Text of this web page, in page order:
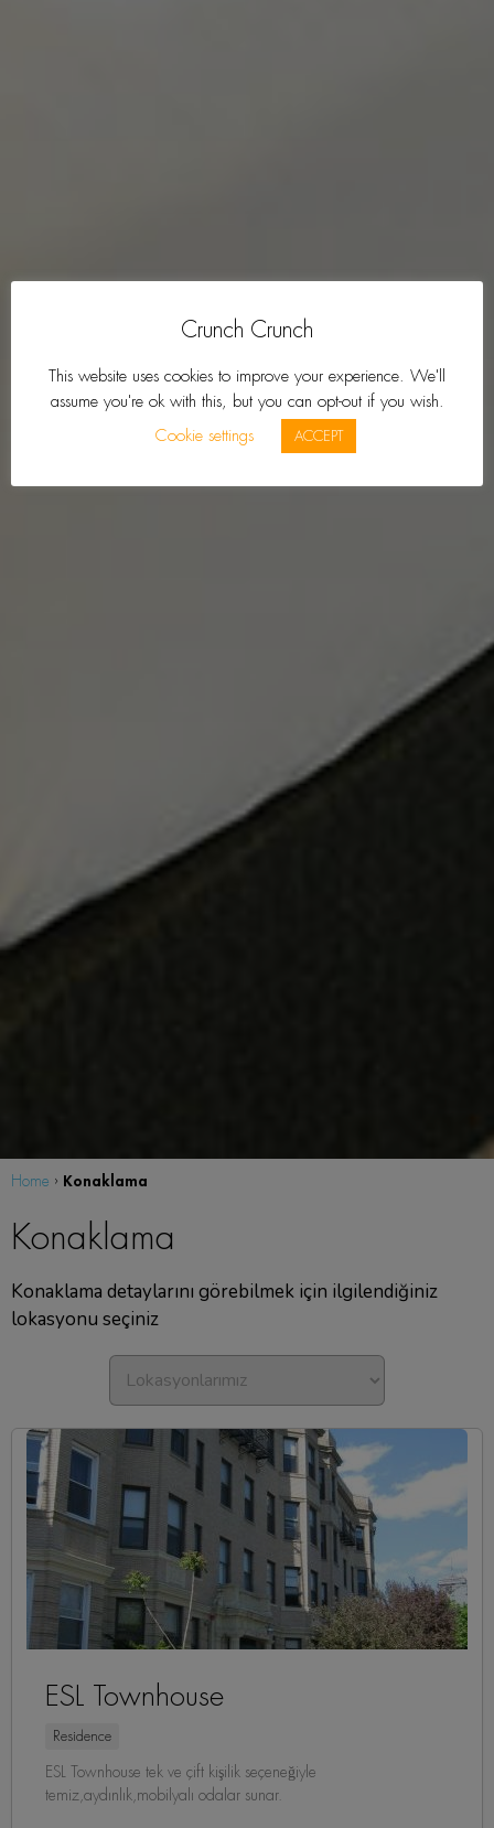
Home › Konaklama
Konaklama
Konaklama detaylarını görebilmek için ilgilendiğiniz
lokasyonu seçiniz
ESL Townhouse
Residence
ESL Townhouse tek ve çift kişilik seçeneğiyle
temiz,aydınlık,mobilyalı odalar sunar.
Crunch Crunch
This website uses cookies to improve your experience. We'll
assume you're ok with this, but you can opt-out if you wish.
Cookie settings
ACCEPT